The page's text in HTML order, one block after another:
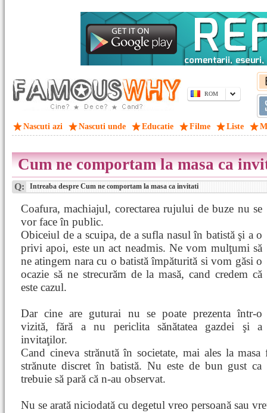
ROM
Nascuti azi Nascuti unde Educatie Filme Liste
Cum ne comportam la masa ca
Q: Intreaba despre Cum ne comportam la masa ca invitati
Coafura, machiajul, corectarea rujului de buze nu se
vor face în public.
Obiceiul de a scuipa, de a sufla nasul în batistă şi a o
privi apoi, este un act neadmis. Ne vom mulţumi să
ne atingem nara cu o batistă împăturită si vom găsi o
ocazie să ne strecurăm de la masă, cand credem că
este cazul.
Dar cine are guturai nu se poate prezenta într-o
vizită, fără a nu periclita sănătatea gazdei şi a
invitaţilor.
Cand cineva strănută în societate, mai ales la
strănute discret în batistă. Nu este de bun gust ca
trebuie să pară că n-au observat.
Nu se arată niciodată cu degetul vreo persoană sau